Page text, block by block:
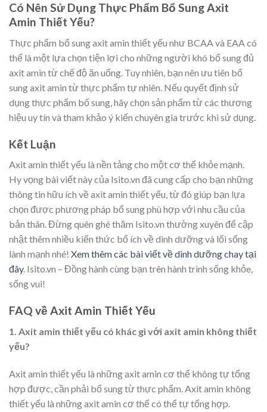
Có Nên Sử Dụng Thực Phẩm Bổ Sung Axit
Amin Thiết Yếu?
Thực phẩm bổ sung axit amin thiết yếu như BCAA và EAA có
thể là một lựa chọn tiện lợi cho những người khó bổ sung đủ
axit amin từ chế độ ăn uống. Tuy nhiên, bạn nên ưu tiên bổ
sung axit amin từ thực phẩm tự nhiên. Nếu quyết định sử
dụng thực phẩm bổ sung, hãy chọn sản phẩm từ các thương
hiệu uy tín và tham khảo ý kiến chuyên gia trước khi sử dụng.
Kết Luận
Axit amin thiết yếu là nền tảng cho một cơ thể khỏe mạnh.
Hy vọng bài viết này của Isito.vn đã cung cấp cho bạn những
thông tin hữu ích về axit amin thiết yếu, từ đó giúp bạn lựa
chọn được phương pháp bổ sung phù hợp với nhu cầu của
bản thân. Đừng quên ghé thăm Isito.vn thường xuyên để cập
nhật thêm nhiều kiến thức bổ ích về dinh dưỡng và lối sống
lành mạnh nhé! Xem thêm các bài viết về dinh dưỡng chay tại
đây. Isito.vn – Đồng hành cùng bạn trên hành trình sống khỏe,
sống vui!
FAQ về Axit Amin Thiết Yếu
1. Axit amin thiết yếu có khác gì với axit amin không thiết
yếu?
Axit amin thiết yếu là những axit amin cơ thể không tự tổng
hợp được, cần phải bổ sung từ thực phẩm. Axit amin không
thiết yếu là những axit amin cơ thể có thể tự tổng hợp.